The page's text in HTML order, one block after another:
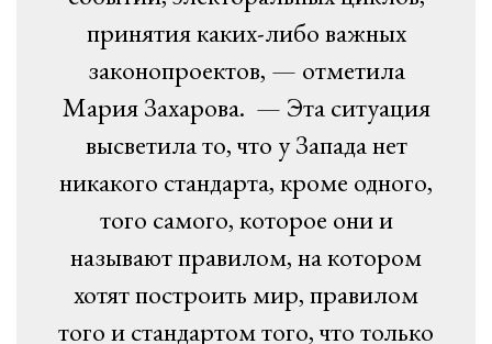
принятия каких-либо важных
законопроектов, — отметила
Мария Захарова. — Эта ситуация
высветила то, что у Запада нет
никакого стандарта, кроме одного,
того самого, которое они и
называют правилом, на котором
хотят построить мир, правилом
того и стандартом того, что только